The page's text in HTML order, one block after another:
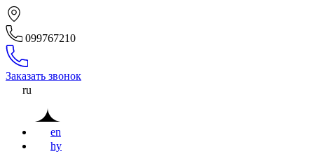
099767210
Заказать звонок
ru
en
hy